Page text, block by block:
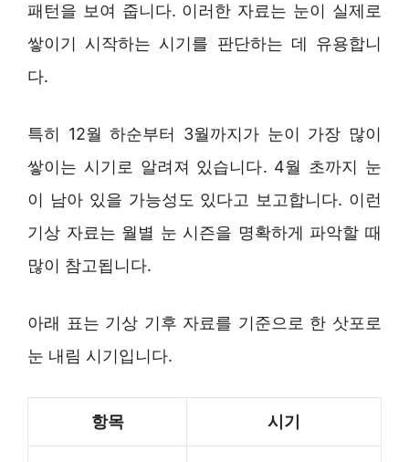
패턴을 보여 줍니다. 이러한 자료는 눈이 실제로
쌓이기 시작하는 시기를 판단하는 데 유용합니
다.
특히 12월 하순부터 3월까지가 눈이 가장 많이
쌓이는 시기로 알려져 있습니다. 4월 초까지 눈
이 남아 있을 가능성도 있다고 보고합니다. 이런
기상 자료는 월별 눈 시즌을 명확하게 파악할 때
많이 참고됩니다.
아래 표는 기상 기후 자료를 기준으로 한 삿포로
눈 내림 시기입니다.
항목 시기